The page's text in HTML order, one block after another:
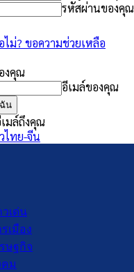
รหัสผ่านของคุณ
ม่? ขอความช่วยเหลือ
งคุณ
อีเมล์ของคุณ
มล์ถึงคุณ
ไทย-จีน
เด่น
เมือง
ษฐกิจ
ม